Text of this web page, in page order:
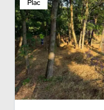
Plac